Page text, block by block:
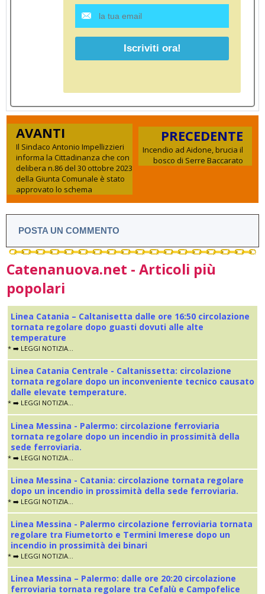
AVANTI
Il Sindaco Antonio Impellizzieri
informa la Cittadinanza che con
delibera n.86 del 30 ottobre 2023
della Giunta Comunale è stato
approvato lo schema
PRECEDENTE
Incendio ad Aidone, brucia il
bosco di Serre Baccarato
POSTA UN COMMENTO
Catenanuova.net - Articoli più
popolari
Linea Catania – Caltanisetta dalle ore 16:50 circolazione
tornata regolare dopo guasti dovuti alle alte
temperature
* ➡️ LEGGI NOTIZIA...
Linea Catania Centrale - Caltanissetta: circolazione
tornata regolare dopo un inconveniente tecnico causato
dalle elevate temperature.
* ➡️ LEGGI NOTIZIA...
Linea Messina - Palermo: circolazione ferroviaria
tornata regolare dopo un incendio in prossimità della
sede ferroviaria.
* ➡️ LEGGI NOTIZIA...
Linea Messina - Catania: circolazione tornata regolare
dopo un incendio in prossimità della sede ferroviaria.
* ➡️ LEGGI NOTIZIA...
Linea Messina - Palermo circolazione ferroviaria tornata
regolare tra Fiumetorto e Termini Imerese dopo un
incendio in prossimità dei binari
* ➡️ LEGGI NOTIZIA...
Linea Messina – Palermo: dalle ore 20:20 circolazione
ferroviaria tornata regolare tra Cefalù e Campofelice